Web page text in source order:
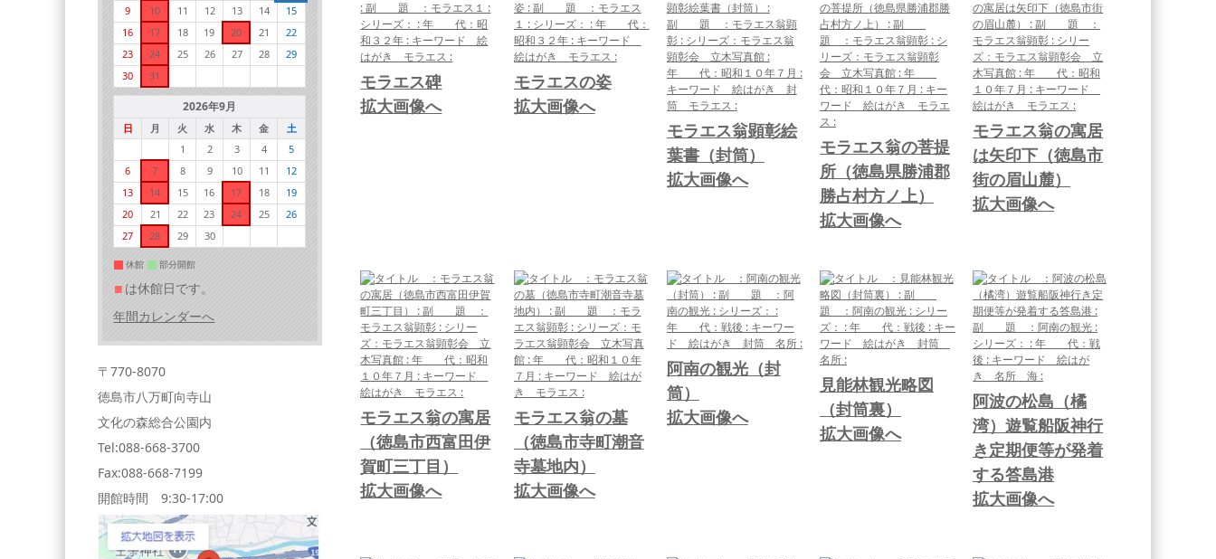
モラエス碑
拡大画像へ
モラエスの姿
拡大画像へ
モラエス翁顕彰絵
葉書（封筒）
拡大画像へ
モラエス翁の菩提
所（徳島県勝浦郡
勝占村方ノ上）
拡大画像へ
モラエス翁の寓居
は矢印下（徳島市
街の眉山麓）
拡大画像へ
モラエス翁の寓居
（徳島市西富田伊
賀町三丁目）
拡大画像へ
モラエス翁の墓
（徳島市寺町潮音
寺墓地内）
拡大画像へ
阿南の観光（封
筒）
拡大画像へ
見能林観光略図
（封筒裏）
拡大画像へ
阿波の松島（橘
湾）遊覧船阪神行
き定期便等が発着
する答島港
拡大画像へ
9
10 11 12 13 14
15
16
17 18 19 20 21
22
23
24 25 26 27 28
29
30
31
2026年9月
日 月 火 水 木 金
土
1
2 3 4
5
6
7 8 9 10 11
12
13
14 15 16 17 18
19
20
21 22 23 24 25
26
27
28 29 30
休館 部分開館
■ は休館日です。
年間カレンダーへ
〒770-8070
徳島市八万町向寺山
文化の森総合公園内
Tel:088-668-3700
Fax:088-668-7199
開館時間 9:30-17:00